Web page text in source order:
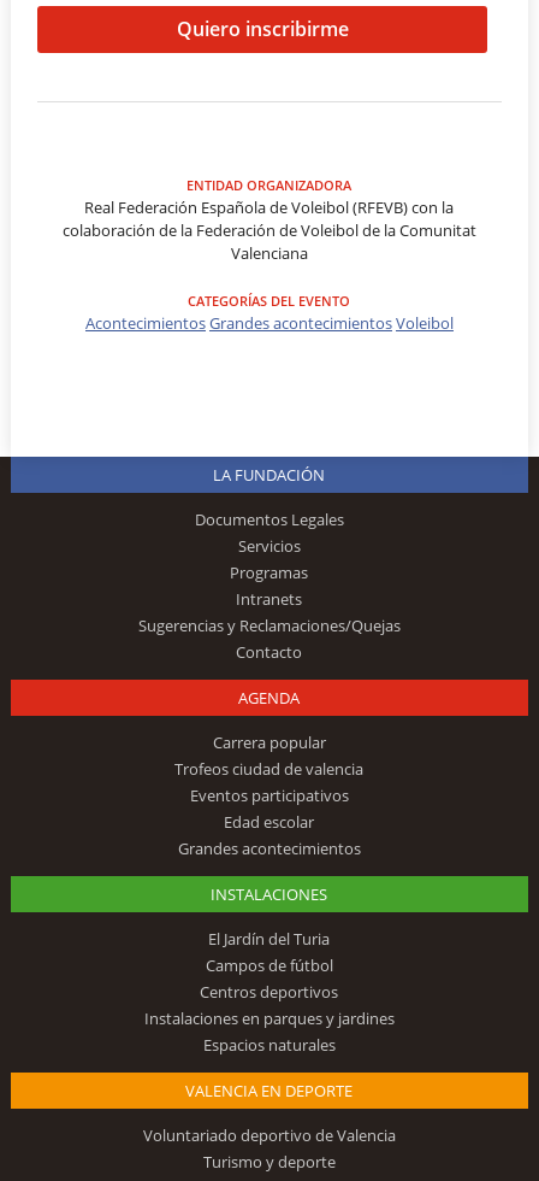
Quiero inscribirme
ENTIDAD ORGANIZADORA
Real Federación Española de Voleibol (RFEVB) con la
colaboración de la Federación de Voleibol de la Comunitat
Valenciana
CATEGORÍAS DEL EVENTO
AcontecimientosGrandes acontecimientosVoleibol
LA FUNDACIÓN
Documentos Legales
Servicios
Programas
Intranets
Sugerencias y Reclamaciones/Quejas
Contacto
AGENDA
Carrera popular
Trofeos ciudad de valencia
Eventos participativos
Edad escolar
Grandes acontecimientos
INSTALACIONES
El Jardín del Turia
Campos de fútbol
Centros deportivos
Instalaciones en parques y jardines
Espacios naturales
VALENCIA EN DEPORTE
Voluntariado deportivo de Valencia
Turismo y deporte